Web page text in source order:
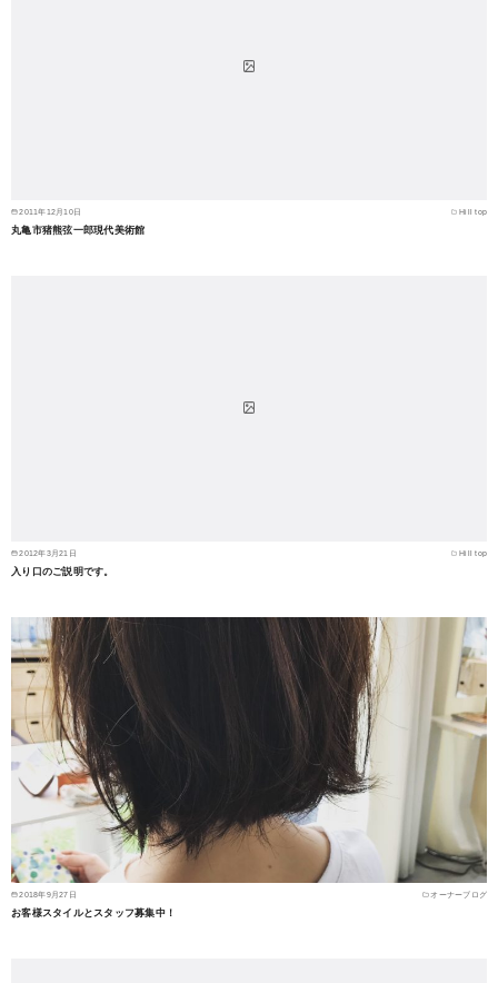
2011年12月10日 Hill top
丸亀市猪熊弦一郎現代美術館
2012年3月21日 Hill top
入り口のご説明です。
2018年9月27日 オーナーブログ
お客様スタイルとスタッフ募集中！